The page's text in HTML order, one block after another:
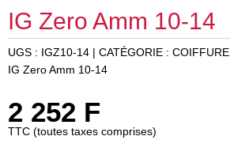
IG Zero Amm 10-14
UGS : IGZ10-14 CATÉGORIE : COIFFURE
IG Zero Amm 10-14
2 252 F
TTC (toutes taxes comprises)